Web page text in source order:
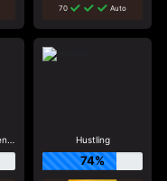
70
Auto
Tiki Fruits Totem Frenzy Hustling
74%